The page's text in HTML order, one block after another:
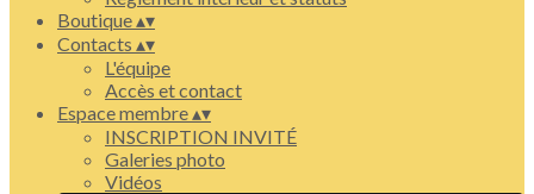
Boutique▴▾
Contacts ▴▾
L'équipe
Accès et contact
Espace membre▴▾
INSCRIPTION INVITÉ
Galeries photo
Vidéos